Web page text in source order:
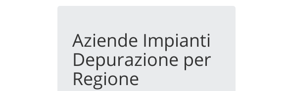
Aziende Impianti
Depurazione per
Regione